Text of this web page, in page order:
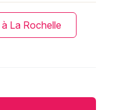
La Rochelle